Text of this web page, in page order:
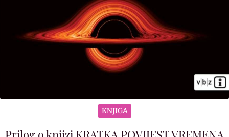
KNJIGA